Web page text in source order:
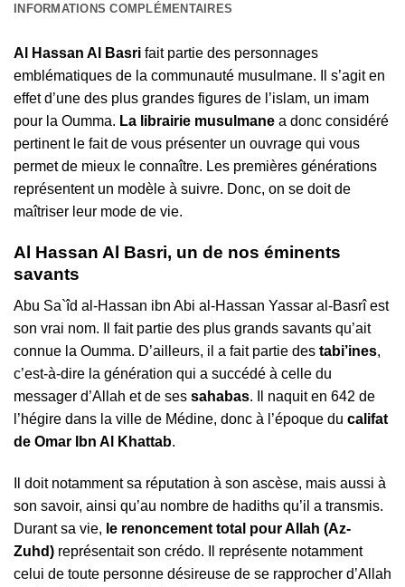
INFORMATIONS COMPLÉMENTAIRES
Al Hassan Al Basri fait partie des personnages
emblématiques de la communauté musulmane. Il s’agit en
effet d’une des plus grandes figures de l’islam, un imam
pour la Oumma. La librairie musulmane a donc considéré
pertinent le fait de vous présenter un ouvrage qui vous
permet de mieux le connaître. Les premières générations
représentent un modèle à suivre. Donc, on se doit de
maîtriser leur mode de vie.
Al Hassan Al Basri, un de nos éminents
savants
Abu Sa`îd al-Hassan ibn Abi al-Hassan Yassar al-Basrî est
son vrai nom. Il fait partie des plus grands savants qu’ait
connue la Oumma. D’ailleurs, il a fait partie des tabi’ines,
c’est-à-dire la génération qui a succédé à celle du
messager d’Allah et de ses sahabas. Il naquit en 642 de
l’hégire dans la ville de Médine, donc à l’époque du califat
de Omar Ibn Al Khattab.
Il doit notamment sa réputation à son ascèse, mais aussi à
son savoir, ainsi qu’au nombre de hadiths qu’il a transmis.
Durant sa vie, le renoncement total pour Allah (Az-
Zuhd) représentait son crédo. Il représente notamment
celui de toute personne désireuse de se rapprocher d’Allah